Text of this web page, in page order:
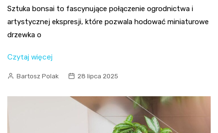
Sztuka bonsai to fascynujące połączenie ogrodnictwa i
artystycznej ekspresji, które pozwala hodować miniaturowe
drzewka o
Czytaj więcej
Bartosz Polak 28 lipca 2025